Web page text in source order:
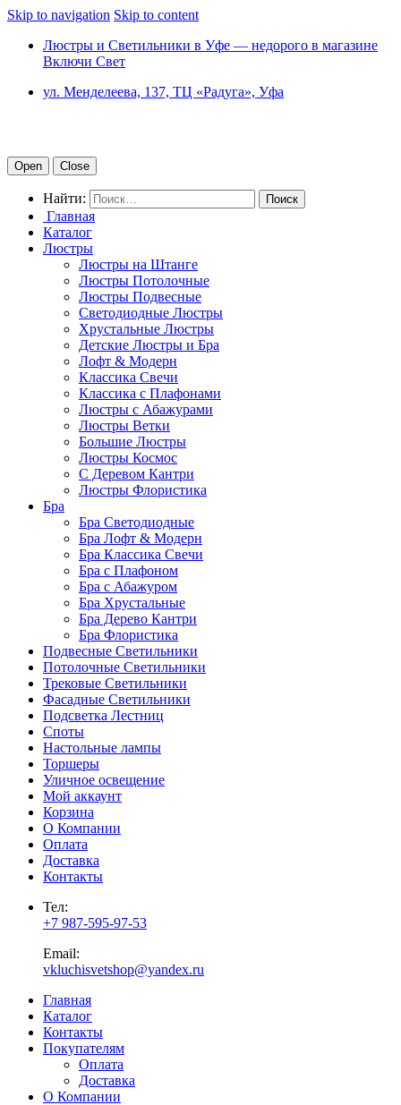
Skip to navigation Skip to content
Люстры и Светильники в Уфе — недорого в магазине
Включи Свет
ул. Менделеева, 137, ТЦ «Радуга», Уфа
Open Close
Найти:
Главная
Каталог
Люстры
Люстры на Штанге
Люстры Потолочные
Люстры Подвесные
Светодиодные Люстры
Хрустальные Люстры
Детские Люстры и Бра
Лофт & Модерн
Классика Свечи
Классика с Плафонами
Люстры с Абажурами
Люстры Ветки
Большие Люстры
Люстры Космос
С Деревом Кантри
Люстры Флористика
Бра
Бра Светодиодные
Бра Лофт & Модерн
Бра Классика Свечи
Бра с Плафоном
Бра с Абажуром
Бра Хрустальные
Бра Дерево Кантри
Бра Флористика
Подвесные Светильники
Потолочные Светильники
Трековые Светильники
Фасадные Светильники
Подсветка Лестниц
Споты
Настольные лампы
Торшеры
Уличное освещение
Мой аккаунт
Корзина
О Компании
Оплата
Доставка
Контакты
Тел:
+7 987-595-97-53
Email:
vkluchisvetshop@yandex.ru
Главная
Каталог
Контакты
Покупателям
Оплата
Доставка
О Компании